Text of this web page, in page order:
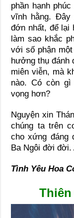
phần hạnh
vĩnh hằng.
đớn nhất, để lại
làm sao khắc
với số phận
hưởng thụ đánh
miên viễn, mà
nào. Có còn
vọng hơn?
Nguyện xin
chúng ta trên
cho xứng đáng
Ba Ngôi đời đời.
Tình Yêu Hoa
Thiên